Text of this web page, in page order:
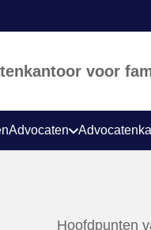
voor
Advocaten
Hoofdpunten